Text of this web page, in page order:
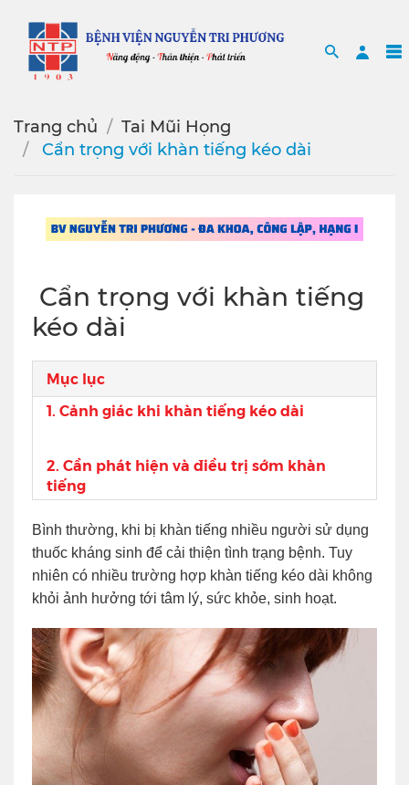
Search
Trang chủ
Tai Mũi Họng
️ Cẩn trọng với khàn tiếng kéo dài
️ Cẩn trọng với khàn tiếng
kéo dài
Mục lục
1. Cảnh giác khi khàn tiếng kéo dài
2. Cần phát hiện và điều trị sớm khàn
tiếng
Bình thường, khi bị khàn tiếng nhiều người sử dụng
thuốc kháng sinh để cải thiện tình trạng bệnh. Tuy
nhiên có nhiều trường hợp khàn tiếng kéo dài không
khỏi ảnh hưởng tới tâm lý, sức khỏe, sinh hoạt.